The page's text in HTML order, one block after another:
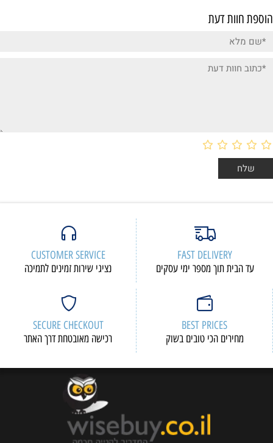
הוספת חוות דעת
FAST DELIVERY
עד הבית תוך מספר ימי עסקים
CUSTOMER SERVICE
נציגי שירות זמינים לתמיכה
BEST PRICES
מחירים הכי טובים בשוק
SECURE CHECKOUT
רכישה מאובטחת דרך האתר